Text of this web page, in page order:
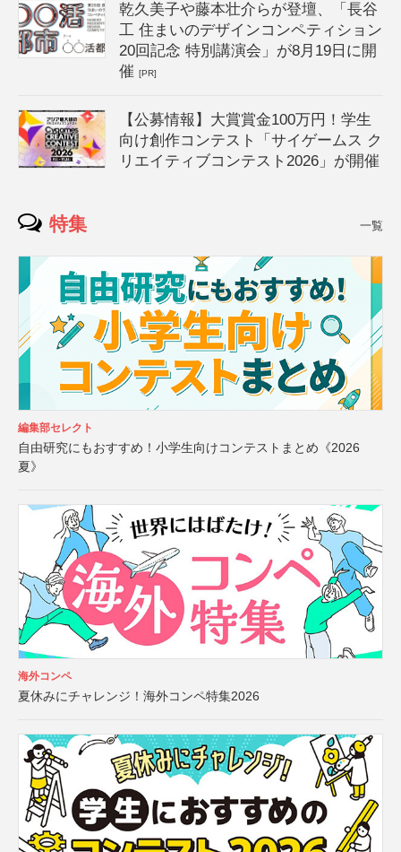
乾久美子や藤本壮介らが登壇、「長谷
工 住まいのデザインコンペティション
20回記念 特別講演会」が8月19日に開
催[PR]
【公募情報】大賞賞金100万円！学生
向け創作コンテスト「サイゲームス ク
リエイティブコンテスト2026」が開催
特集 一覧
編集部セレクト
自由研究にもおすすめ！小学生向けコンテストまとめ《2026
夏》
海外コンペ
夏休みにチャレンジ！海外コンペ特集2026